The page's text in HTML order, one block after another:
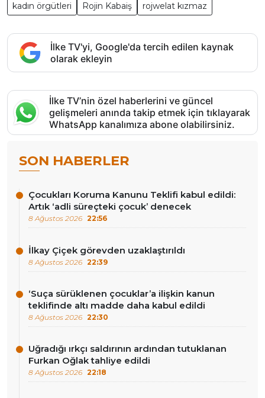
kadın örgütleri
Rojin Kabaiş rojwelat kızmaz
İlke TV'yi, Google'da tercih edilen kaynak
olarak ekleyin
İlke TV’nin özel haberlerini ve güncel
gelişmeleri anında takip etmek için tıklayarak
WhatsApp kanalımıza abone olabilirsiniz.
SON HABERLER
Çocukları Koruma Kanunu Teklifi kabul edildi:
Artık ‘adli süreçteki çocuk’ denecek
8 Ağustos 2026 22:56
İlkay Çiçek görevden uzaklaştırıldı
8 Ağustos 2026 22:39
‘Suça sürüklenen çocuklar’a ilişkin kanun
teklifinde altı madde daha kabul edildi
8 Ağustos 2026 22:30
Uğradığı ırkçı saldırının ardından tutuklanan
Furkan Oğlak tahliye edildi
8 Ağustos 2026 22:18